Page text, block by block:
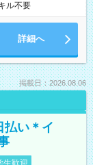
ル不要
詳細へ
掲載日：2026.08.06
払い＊イ
生歓迎